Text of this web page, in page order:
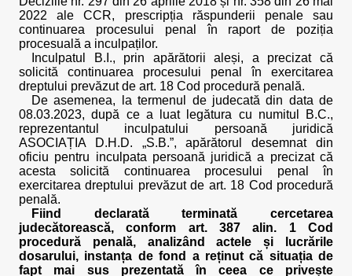
2022 ale CCR, prescripția răspunderii penale sau
continuarea procesului penal în raport de poziția
procesuală a inculpaților.
Inculpatul B.I., prin apărătorii aleși, a precizat că
solicită continuarea procesului penal în exercitarea
dreptului prevăzut de art. 18 Cod procedură penală.
De asemenea, la termenul de judecată din data de
08.03.2023, după ce a luat legătura cu numitul B.C.,
reprezentantul inculpatului persoană juridică
ASOCIAȚIA D.H.D. „S.B.”, apărătorul desemnat din
oficiu pentru inculpata persoană juridică a precizat că
acesta solicită continuarea procesului penal în
exercitarea dreptului prevăzut de art. 18 Cod procedură
penală.
Fiind declarată terminată cercetarea
judecătorească, conform art. 387 alin. 1 Cod
procedură penală, analizând actele și lucrările
dosarului, instanța de fond a reținut că situația de
fapt mai sus prezentată în ceea ce privește